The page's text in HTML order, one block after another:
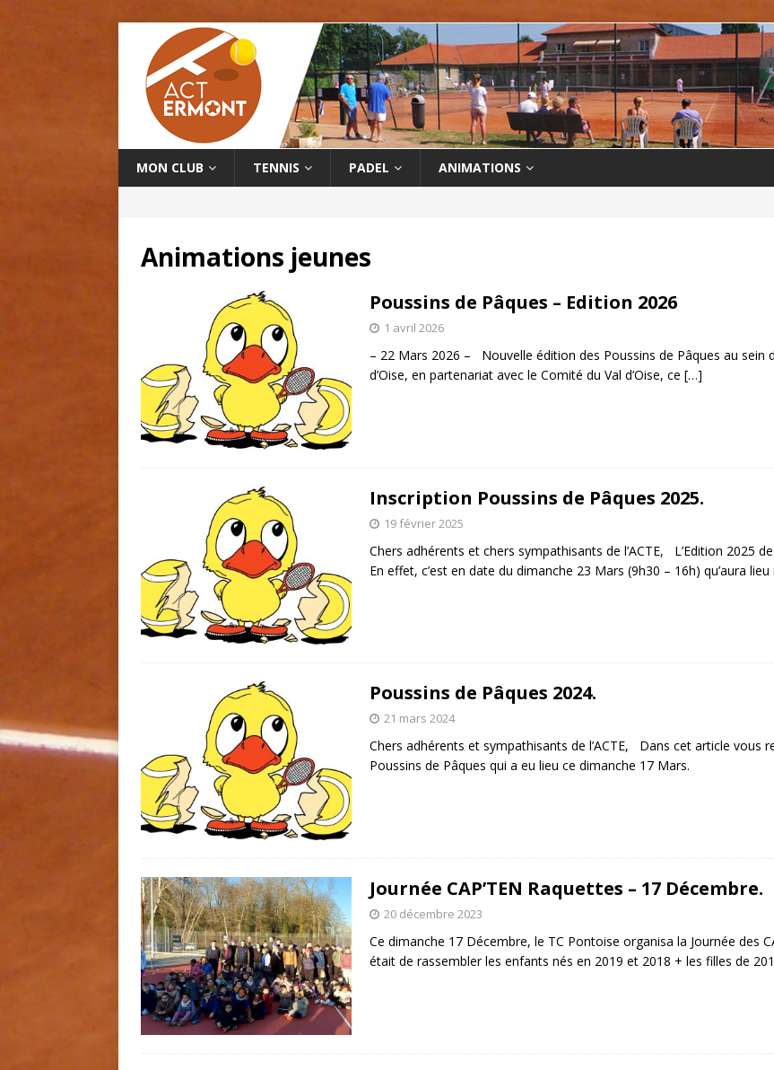
MON CLUB TENNIS PADEL ANIMATIONS
Animations jeunes
Poussins de Pâques – Edition 2026
1 avril 2026
– 22 Mars 2026 – Nouvelle édition des Poussins de Pâques au sein
d’Oise, en partenariat avec le Comité du Val d’Oise, ce […]
Inscription Poussins de Pâques 2025.
19 février 2025
Chers adhérents et chers sympathisants de l’ACTE, L’Edition 2025
En effet, c’est en date du dimanche 23 Mars (9h30 – 16h) qu’aura
Poussins de Pâques 2024.
21 mars 2024
Chers adhérents et sympathisants de l’ACTE, Dans cet article vous
Poussins de Pâques qui a eu lieu ce dimanche 17 Mars.
Journée CAP’TEN Raquettes – 17 Décembre.
20 décembre 2023
Ce dimanche 17 Décembre, le TC Pontoise organisa la Journée des
était de rassembler les enfants nés en 2019 et 2018 + les filles de